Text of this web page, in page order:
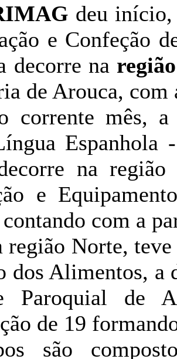
deu
e Confeção
decorre na
de Arouca,
corrente mês,
Espanhola
na
e
com a
região Norte,
dos Alimentos, a
Paroquial de
de 19
são